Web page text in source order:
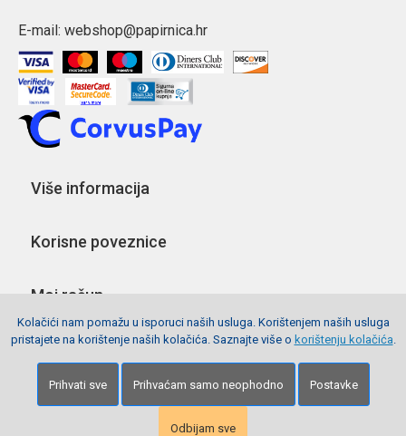
E-mail: webshop@papirnica.hr
Više informacija
Korisne poveznice
Moj račun
Pratite nas
Copyright © 2026 Webshop Papirnica. Sva prava pridržana. Izrada stranica
Net plus d.o.o.
Kolačići nam pomažu u isporuci naših usluga. Korištenjem naših usluga
pristajete na korištenje naših kolačića. Saznajte više o korištenju kolačića.
Prihvati sve Prihvaćam samo neophodno Postavke
Odbijam sve